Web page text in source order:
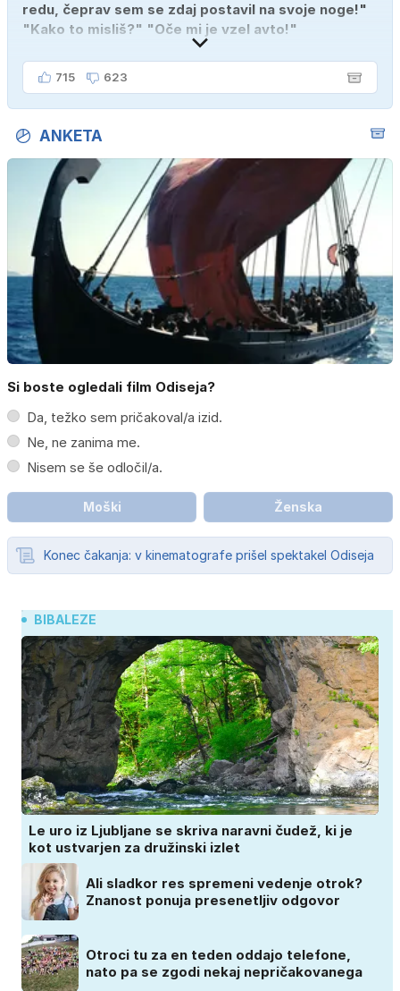
redu, čeprav sem se zdaj postavil na svoje noge!"
"Kako to misliš?" "Oče mi je vzel avto!"
715 623
ANKETA
Si boste ogledali film Odiseja?
Da, težko sem pričakoval/a izid.
Ne, ne zanima me.
Nisem se še odločil/a.
Moški Ženska
Konec čakanja: v kinematografe prišel spektakel Odiseja
BIBALEZE
Le uro iz Ljubljane se skriva naravni čudež, ki je
kot ustvarjen za družinski izlet
Ali sladkor res spremeni vedenje otrok?
Znanost ponuja presenetljiv odgovor
Otroci tu za en teden oddajo telefone,
nato pa se zgodi nekaj nepričakovanega